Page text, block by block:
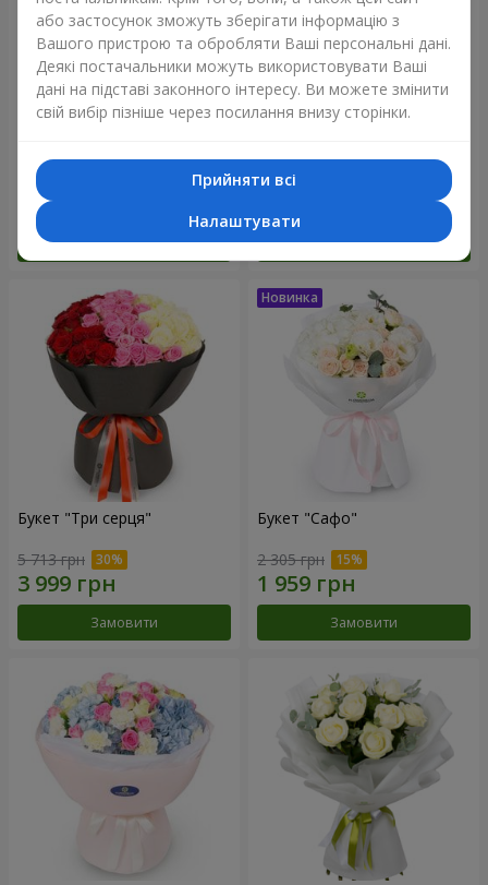
2 665 грн
Замовити
5 856 грн
Замовити
Букет "Три серця"
5 713 грн
Замовити
Букет "Сафо"
2 305 грн
Замовити
або застосунок зможуть зберігати інформацію з
Вашого пристрою та обробляти Ваші персональні дані.
Деякі постачальники можуть використовувати Ваші
дані на підставі законного інтересу. Ви можете змінити
свій вибір пізніше через посилання внизу сторінки.
Прийняти всі
Налаштувати